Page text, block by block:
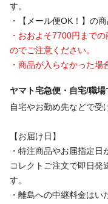
す。
・【メール便OK！】の
・おおよそ7700円まで
のでご注意ください。
・商品が入らなかった場
ヤマト宅急便・自宅/職場
自宅やお勤め先などで受
【お届け日】
・特注商品やお届指定日
コレクトご注文で即日発
す。
・離島への中継料金は